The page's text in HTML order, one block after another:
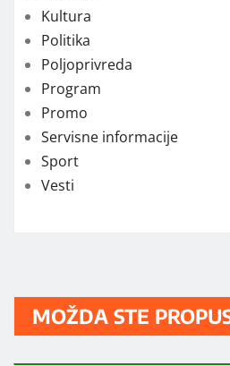
Kultura
Politika
Poljoprivreda
Program
Promo
Servisne informacije
Sport
Vesti
MOŽDA STE